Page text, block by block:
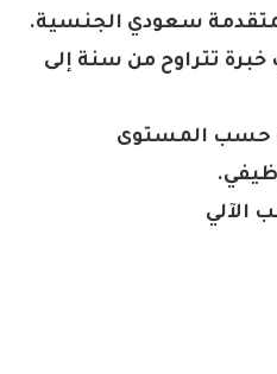
تتراوح من سنة إلى
حسب المستوى